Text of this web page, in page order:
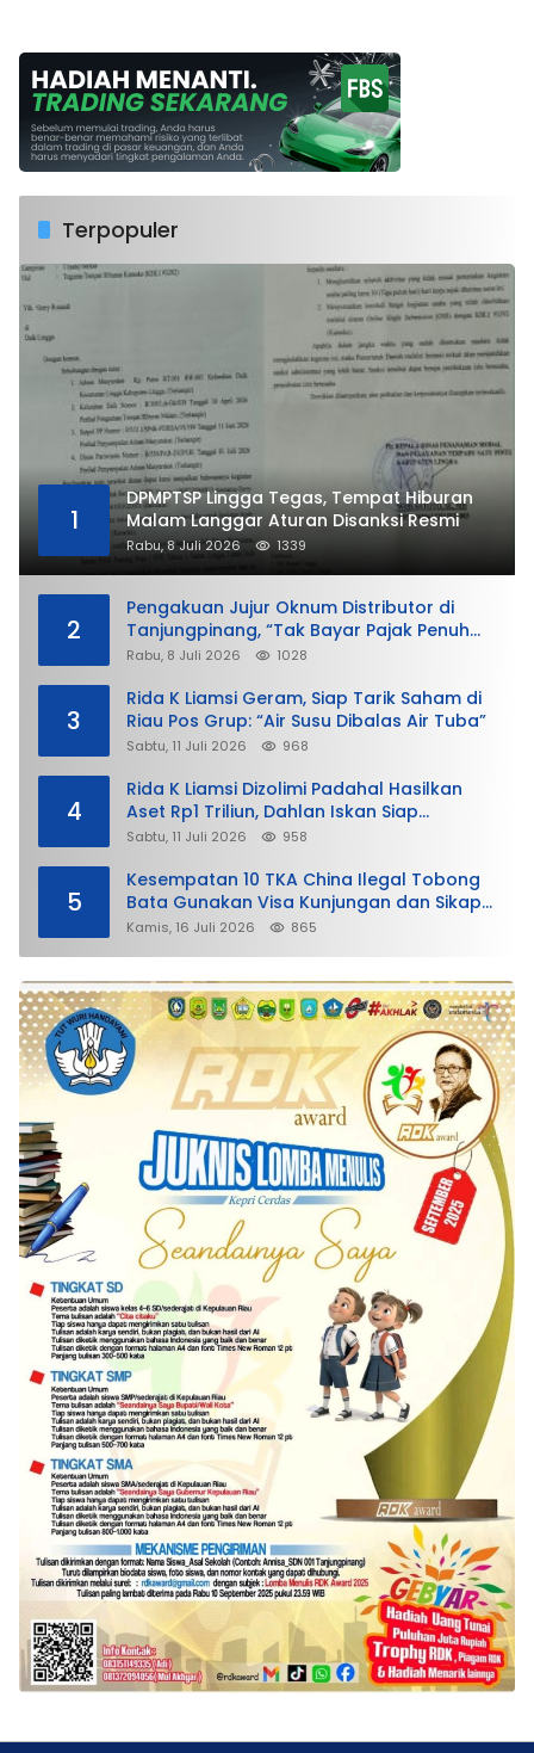
Terpopuler
1
DPMPTSP Lingga Tegas, Tempat Hiburan
Malam Langgar Aturan Disanksi Resmi
Rabu, 8 Juli 2026 1339
2
Pengakuan Jujur Oknum Distributor di
Tanjungpinang, “Tak Bayar Pajak Penuh
demi Untung”
Rabu, 8 Juli 2026 1028
3
Rida K Liamsi Geram, Siap Tarik Saham di
Riau Pos Grup: “Air Susu Dibalas Air Tuba”
Sabtu, 11 Juli 2026 968
4
Rida K Liamsi Dizolimi Padahal Hasilkan
Aset Rp1 Triliun, Dahlan Iskan Siap
Membela
Sabtu, 11 Juli 2026 958
5
Kesempatan 10 TKA China Ilegal Tobong
Bata Gunakan Visa Kunjungan dan Sikap
Lunak Ditjen Imigrasi Kepri?
Kamis, 16 Juli 2026 865